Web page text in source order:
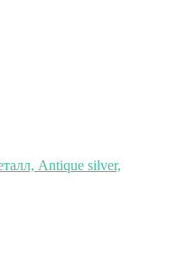
Antique silver,